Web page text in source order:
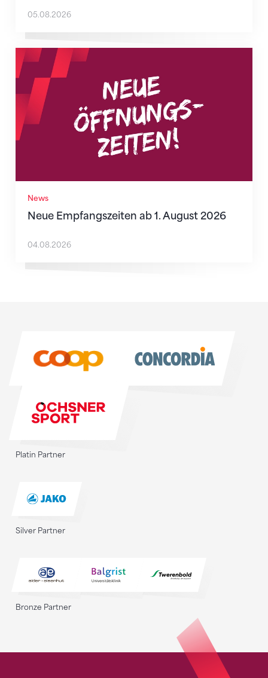
05.08.2026
News
Neue Empfangszeiten ab 1. August 2026
Neue Empfangszeiten ab 1. August 2026
04.08.2026
Platin Partner
Silver Partner
Bronze Partner